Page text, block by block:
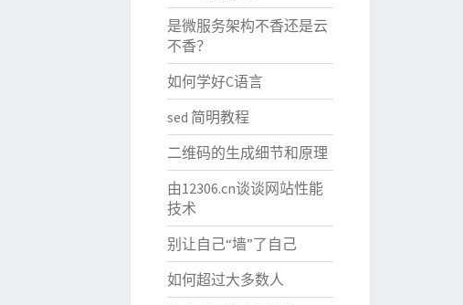
是微服务架构不香还是云
不香？
如何学好C语言
sed 简明教程
二维码的生成细节和原理
由12306.cn谈谈网站性能
技术
别让自己“墙”了自己
如何超过大多数人